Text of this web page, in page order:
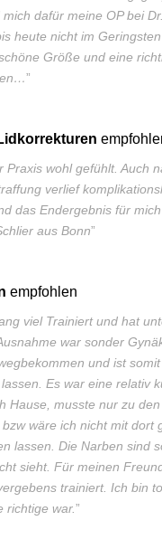
dafür meine OP bei
heute nicht im
Größe und eine
”
Praxis wohl gefühlt. Auch
verlief
das Endergebnis für
aus Bonn”
empfohlen
viel Trainiert und hat
war sonder
und ist
Es war eine relativ
Hause, musste nur zu
wäre ich nicht mit dort
lassen. Die Narben sind
sieht. Für meinen
trainiert. Ich bin
richtige war.”